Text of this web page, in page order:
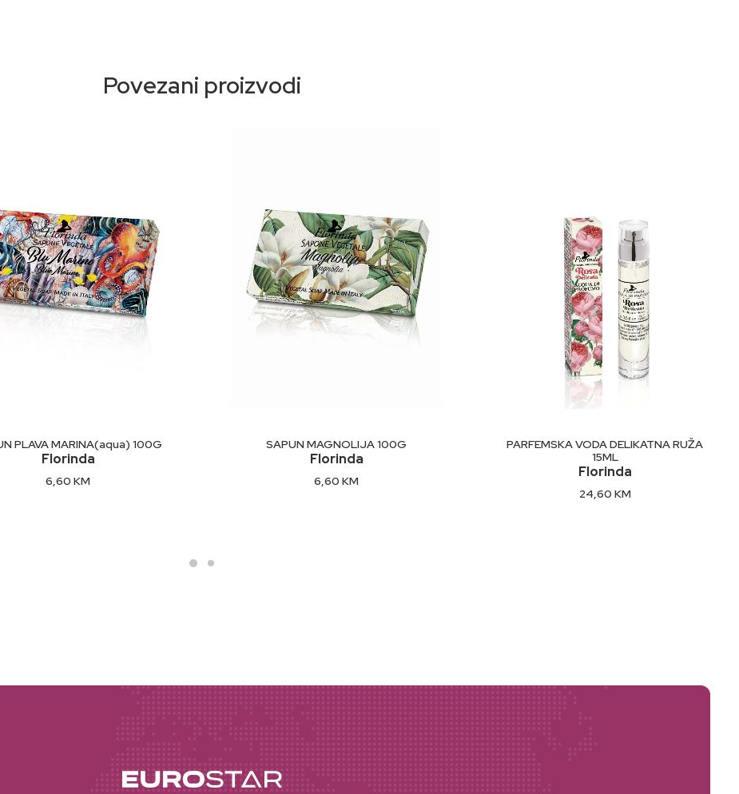
fenoksietanol, parfem (Miris), ksantan guma, kalijum sorbat, fenetil alkohol, natrijum benzoat, kaprilil glikol, citral, alfa-
Organsk
Povezani proizvodi
DODAJ U KORPU
PLAVA MARINA(aqua) 100G
Florinda
6,60 KM
DODAJ U KORPU
SAPUN MAGNOLIJA 100G
Florinda
6,60 KM
DODAJ U KORPU
PARFEMSKA VODA DELIKATNA RUŽA
15ML
Florinda
24,60 KM